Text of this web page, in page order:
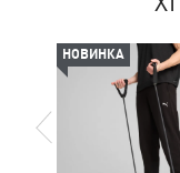
НОВИНКА